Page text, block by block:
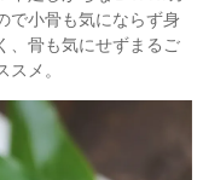
で小骨も気にならず身
、骨も気にせずまるご
メ。